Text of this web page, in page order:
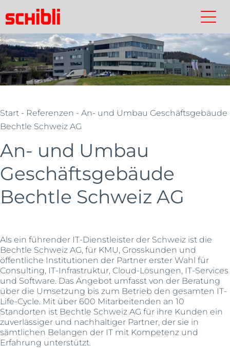
Inhalt
springen
Gruppe
Schibli-
Gruppe
Kontakt Suchen
Start - Referenzen - An- und Umbau Geschäftsgebäude
Bechtle Schweiz AG
An- und Umbau
Geschäftsgebäude
Bechtle Schweiz AG
Als ein führender IT-Dienstleister der Schweiz ist die
Bechtle Schweiz AG, für KMU, Grosskunden und
öffentliche Institutionen der Partner erster Wahl für
Consulting, IT-Infrastruktur, Cloud-Lösungen, IT-Services
und Software. Das Angebot umfasst von der Beratung
über die Umsetzung bis zum Betrieb den gesamten IT-
Life-Cycle. Mit über 600 Mitarbeitenden an 10
Standorten ist Bechtle Schweiz AG für ihre Kunden ein
zuverlässiger und nachhaltiger Partner, der sie in
sämtlichen Belangen der IT mit Kompetenz und
Erfahrung unterstützt.